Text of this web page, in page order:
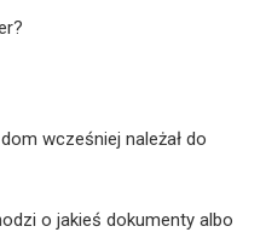
wcześniej należał do
o jakieś dokumenty albo